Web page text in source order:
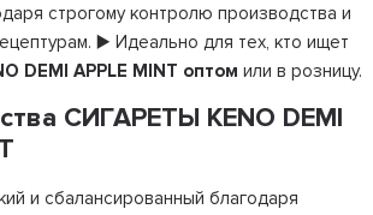
строгому контролю производства и
▶️ Идеально для тех, кто ищет
DEMI APPLE MINT оптом или в розницу.
СИГАРЕТЫ KENO DEMI
и сбалансированный благодаря